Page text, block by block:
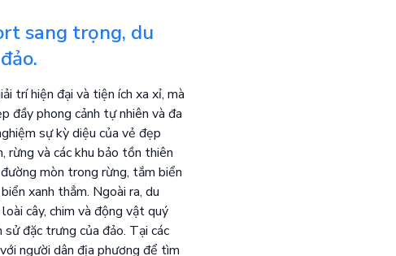
sang trọng, du
trí hiện đại và tiện ích xa xỉ, mà
đầy phong cảnh tự nhiên và đa
sự kỳ diệu của vẻ đẹp
rừng và các khu bảo tồn thiên
mòn trong rừng, tắm biển
xanh thẳm. Ngoài ra, du
cây, chim và động vật quý
sử đặc trưng của đảo. Tại các
người dân địa phương để tìm